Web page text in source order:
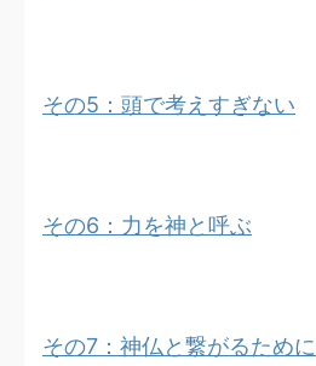
その5：頭で考えすぎない
その6：力を神と呼ぶ
その7：神仏と繋がるために